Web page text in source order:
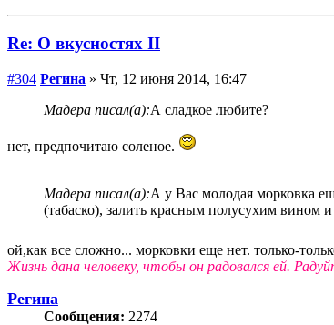
Re: О вкусностях II
#304 Регина » Чт, 12 июня 2014, 16:47
Мадера писал(а):А сладкое любите?
нет, предпочитаю соленое.
Мадера писал(а):А у Вас молодая морковка
(табаско), залить красным полусухим вином
ой,как все сложно... морковки еще нет. только-
Жизнь дана человеку, чтобы он радовался ей.
Регина
Сообщения: 2274